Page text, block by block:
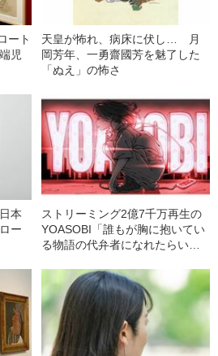
ート
児
天皇が怖れ、病床に伏し… 月
岡芳年、一勇齋國芳を魅了した
「ぬえ」の怖さ
本
ー
ストリーミング2億7千万再生の
YOASOBI「誰もが胸に抱いてい
る物語の代弁者になれたらい